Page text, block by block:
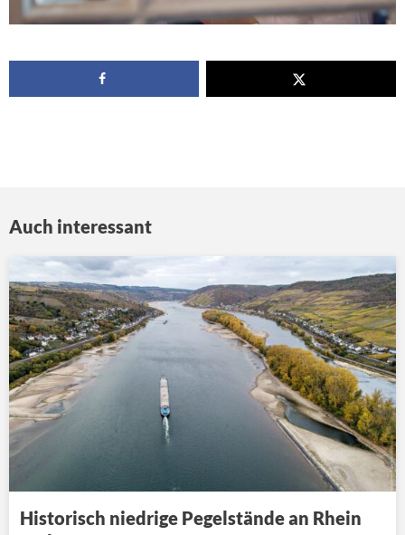
Auch interessant
Historisch niedrige Pegelstände an Rhein